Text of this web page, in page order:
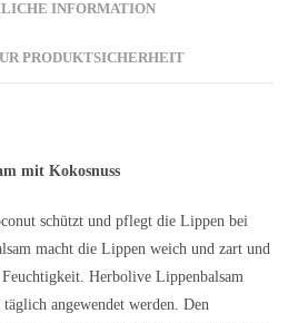
INFORMATION
PRODUKTSICHERHEIT
mit Kokosnuss
schützt und pflegt die Lippen bei
macht die Lippen weich und zart und
Herbolive Lippenbalsam
angewendet werden. Den